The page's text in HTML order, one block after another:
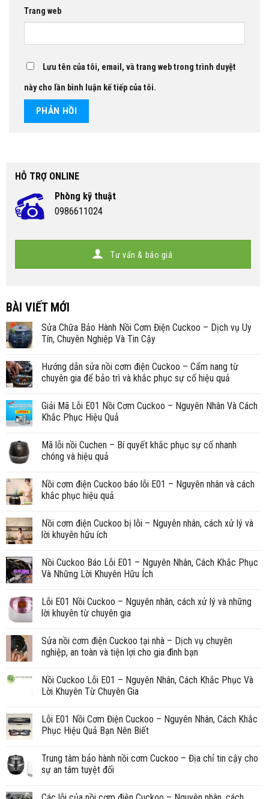
Trang web
Lưu tên của tôi, email, và trang web trong trình duyệt
này cho lần bình luận kế tiếp của tôi.
HỖ TRỢ ONLINE
Phòng kỹ thuật
0986611024
Tư vấn & báo giá
BÀI VIẾT MỚI
Sửa Chữa Bảo Hành Nồi Cơm Điện Cuckoo – Dịch vụ Uy
Tín, Chuyên Nghiệp Và Tin Cậy
Hướng dẫn sửa nồi cơm điện Cuckoo – Cẩm nang từ
chuyên gia để bảo trì và khắc phục sự cố hiệu quả
Giải Mã Lỗi E01 Nồi Cơm Cuckoo – Nguyên Nhân Và Cách
Khắc Phục Hiệu Quả
Mã lỗi nồi Cuchen – Bí quyết khắc phục sự cố nhanh
chóng và hiệu quả
Nồi cơm điện Cuckoo báo lỗi E01 – Nguyên nhân và cách
khắc phục hiệu quả
Nồi cơm điện Cuckoo bị lỗi – Nguyên nhân, cách xử lý và
lời khuyên hữu ích
Nồi Cuckoo Báo Lỗi E01 – Nguyên Nhân, Cách Khắc Phục
Và Những Lời Khuyên Hữu Ích
Lỗi E01 Nồi Cuckoo – Nguyên nhân, cách xử lý và những
lời khuyên từ chuyên gia
Sửa nồi cơm điện Cuckoo tại nhà – Dịch vụ chuyên
nghiệp, an toàn và tiện lợi cho gia đình bạn
Nồi Cuckoo Lỗi E01 – Nguyên Nhân, Cách Khắc Phục Và
Lời Khuyên Từ Chuyên Gia
Lỗi E01 Nồi Cơm Điện Cuckoo – Nguyên Nhân, Cách Khắc
Phục Hiệu Quả Bạn Nên Biết
Trung tâm bảo hành nồi cơm Cuckoo – Địa chỉ tin cậy cho
sự an tâm tuyệt đối